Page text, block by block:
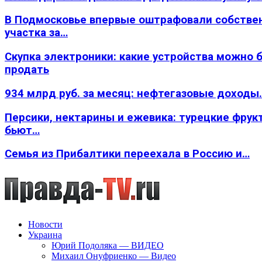
В Подмосковье впервые оштрафовали
участка за…
Скупка электроники: какие устройства можно
продать
934 млрд руб. за месяц: нефтегазовые
Персики, нектарины и ежевика: турецкие
бьют…
Семья из Прибалтики переехала в Россию и…
Новости
Украина
Юрий Подоляка — ВИДЕО
Михаил Онуфриенко — Видео